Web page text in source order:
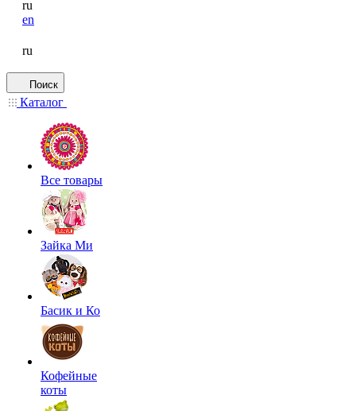
ru
en
ru
Поиск
Каталог
Все товары
Зайка Ми
Басик и Ко
Кофейные
коты